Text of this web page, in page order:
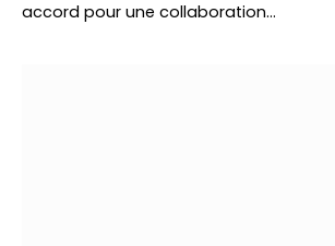
accord pour une collaboration…